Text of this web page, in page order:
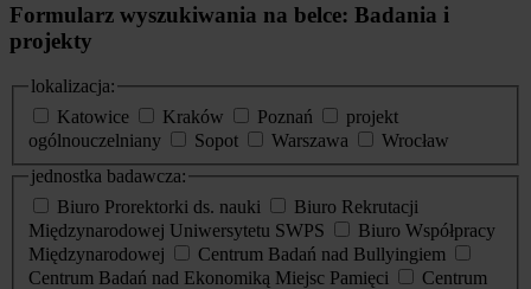
Formularz wyszukiwania na belce: Badania i
projekty
lokalizacja:
Katowice
Kraków Poznań
projekt
ogólnouczelniany
Sopot Warszawa
Wrocław
jednostka badawcza:
Biuro Prorektorki ds. nauki
Biuro Rekrutacji
Międzynarodowej Uniwersytetu SWPS
Biuro Współpracy
Międzynarodowej
Centrum Badań nad Bullyingiem
Centrum Badań nad Ekonomiką Miejsc Pamięci
Centrum